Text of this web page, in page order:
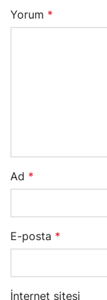
Yorum *
Ad *
E-posta *
İnternet sitesi